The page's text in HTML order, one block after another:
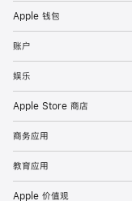
Apple 钱包
账户
娱乐
Apple Store 商店
商务应用
教育应用
Apple 价值观